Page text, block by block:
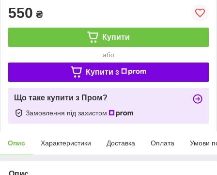
550 ₴
Купити
або
Купити з
Що таке купити з Пром?
Замовлення під захистом
Опис Характеристики Доставка Оплата Умови